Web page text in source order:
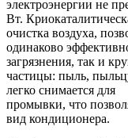
электроэнергии не
Вт.
очистка воздуха,
одинаково
загрязнения, так и
частицы: пыль,
легко снимается для
промывки, что
вид кондиционера.